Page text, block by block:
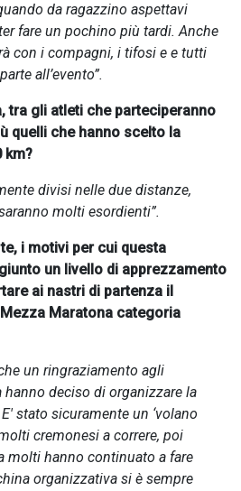
da ragazzino aspettavi
fare un pochino più tardi. Anche
con i compagni, i tifosi e e tutti
all’evento”.
tra gli atleti che parteciperanno
quelli che hanno scelto la
km?
divisi nelle due distanze,
molti esordienti”.
i motivi per cui questa
un livello di apprezzamento
ai nastri di partenza il
Maratona categoria
un ringraziamento agli
deciso di organizzare la
stato sicuramente un ‘volano
cremonesi a correre, poi
molti hanno continuato a fare
organizzativa si è sempre